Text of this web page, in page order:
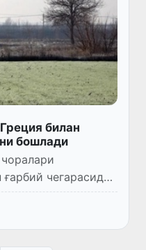
билан
бошлади
чегарасида
бошлади, деб
мухбири.